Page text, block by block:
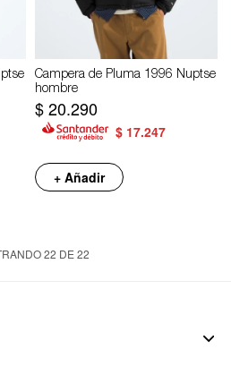
Campera de Pluma 1996 Nuptse
hombre
$20.290
$ 17.247
+ Añadir
22 DE22